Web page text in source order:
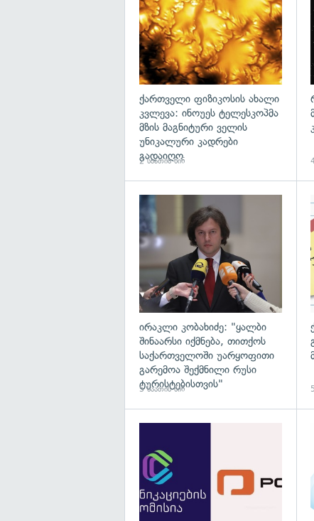
ქართველი ფიზიკოსის ახალი
კვლევა: ინოუეს ტელესკოპმა
მზის მაგნიტური ველის
უნიკალური კადრები
გადაიღო
2 საათის წინ
ირაკლი კობახიძე: "ყალბი
შინაარსი იქმნება, თითქოს
საქართველოში უარყოფითი
გარემოა შექმნილი რუსი
ტურისტებისთვის"
5 საათის წინ